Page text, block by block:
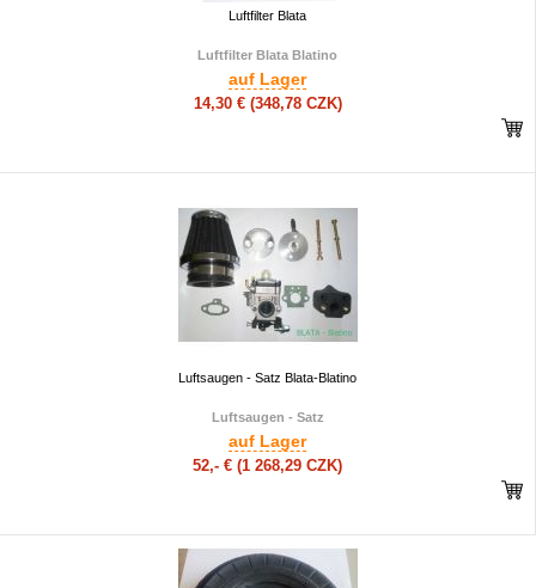
Luftfilter Blata
Luftfilter Blata Blatino
auf Lager
14,30 € (348,78 CZK)
Luftsaugen - Satz Blata-Blatino
Luftsaugen - Satz
auf Lager
52,- € (1 268,29 CZK)